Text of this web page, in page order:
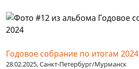
Годовое собрание по итогам 2024
28.02.2025, Санкт-Петербург/Мурманск